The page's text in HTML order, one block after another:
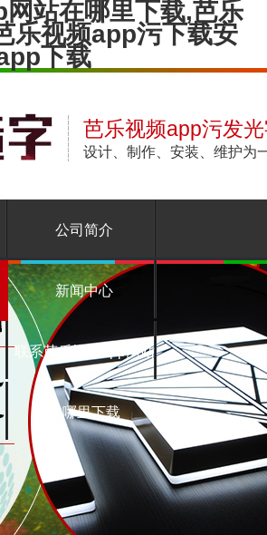
站在哪里下载,芭乐
乐视频app污下载安
下载
芭乐视频app污发
设计、制作、安装、维
公司简介
新闻中心
联系芭乐视频app网站
在哪里下载